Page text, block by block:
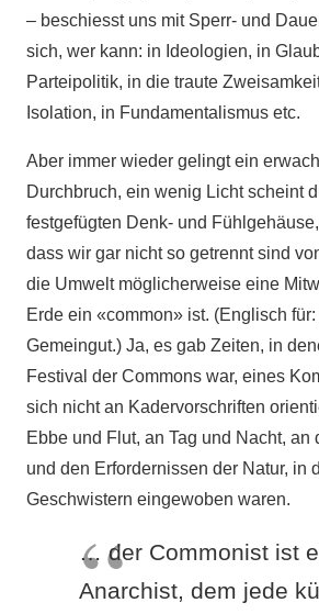
– beschiesst uns mit Sperr- und
sich, wer kann: in Ideologien, in
Parteipolitik, in die traute
Isolation, in Fundamentalismus etc.
Aber immer wieder gelingt ein
Durchbruch, ein wenig Licht scheint
festgefügten Denk- und
dass wir gar nicht so getrennt sind
die Umwelt möglicherweise eine
Erde ein «common» ist. (Englisch
Gemeingut.) Ja, es gab Zeiten, in
Festival der Commons war, eines
sich nicht an Kadervorschriften
Ebbe und Flut, an Tag und Nacht, an
und den Erfordernissen der Natur, in
Geschwistern eingewoben waren.
… der Commonist ist
Anarchist, dem jede